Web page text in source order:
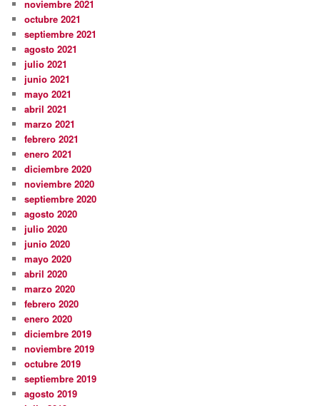
noviembre 2021
octubre 2021
septiembre 2021
agosto 2021
julio 2021
junio 2021
mayo 2021
abril 2021
marzo 2021
febrero 2021
enero 2021
diciembre 2020
noviembre 2020
septiembre 2020
agosto 2020
julio 2020
junio 2020
mayo 2020
abril 2020
marzo 2020
febrero 2020
enero 2020
diciembre 2019
noviembre 2019
octubre 2019
septiembre 2019
agosto 2019